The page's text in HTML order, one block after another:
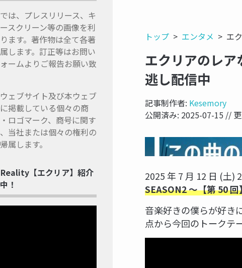
トップ エンタメ エ
エクリアのレア
逃し配信中
記事制作者: Kesemory
公開済み: 2025-07-15 //
2025 年 7 月 12 日 (土)
SEASON2 ～【第 50 回
音楽好きの僕らが好き
点から今回のトークテ
は、プレスリリース、キ
スクリーン等の画像を利
ます。著作物は全て各著
します。訂正等はお問い
ームよりご報告お願い致
ェブサイト及び本ウェブ
掲載している個々の商
ロゴマーク、商号に関す
当社または個々の権利の
属します。
【エクリア】紹介
！